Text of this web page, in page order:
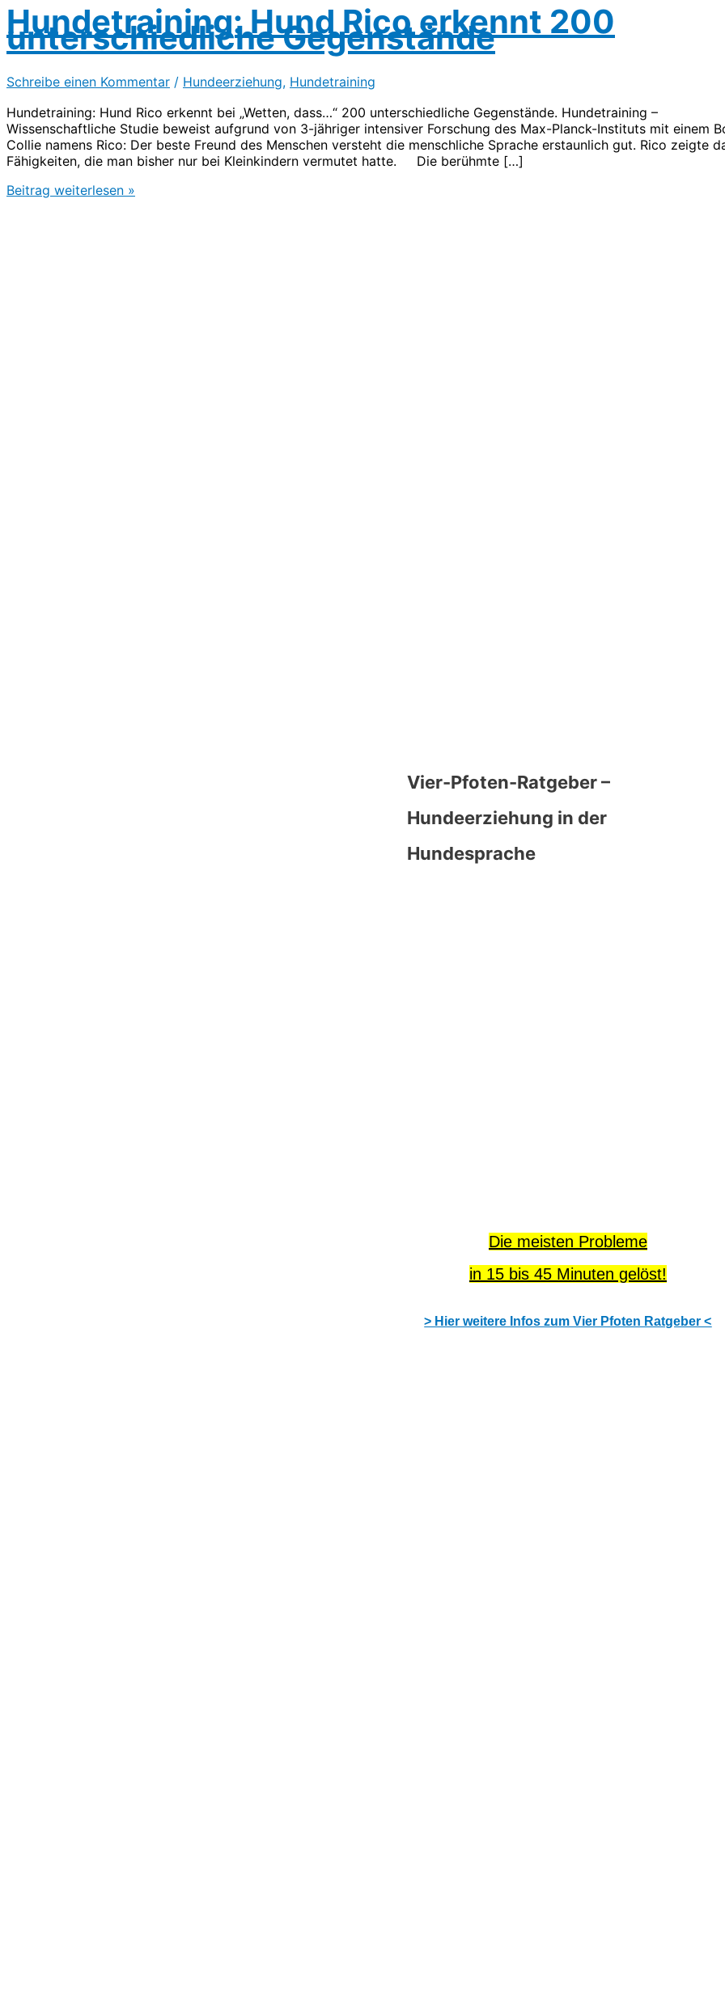
Hundetraining: Hund Rico erkennt 200
unterschiedliche Gegenstände
Schreibe einen Kommentar / Hundeerziehung, Hundetraining
Hundetraining: Hund Rico erkennt bei „Wetten, dass…“ 200 unterschiedliche Gegenstände. Hundetraining –
Wissenschaftliche Studie beweist aufgrund von 3-jähriger intensiver Forschung des Max-Planck-Instituts mit einem
Collie namens Rico: Der beste Freund des Menschen versteht die menschliche Sprache erstaunlich gut. Rico zeigte
Fähigkeiten, die man bisher nur bei Kleinkindern vermutet hatte. Die berühmte […]
Hundetraining:
Beitrag weiterlesen »
Vier-Pfoten-Ratgeber –
Hundeerziehung in der
Hundesprache
Die meisten Probleme
in 15 bis 45 Minuten gelöst!
> Hier weitere Infos zum Vier Pfoten Ratgeber <